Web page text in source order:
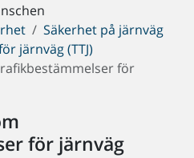
Säkerhet på järnväg
järnväg (TTJ)
för
för järnväg